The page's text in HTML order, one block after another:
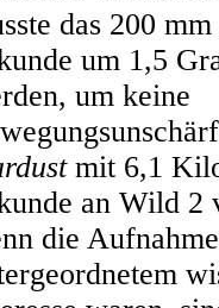
das 200
um 1,5
um keine
mit 6,1
an Wild
die